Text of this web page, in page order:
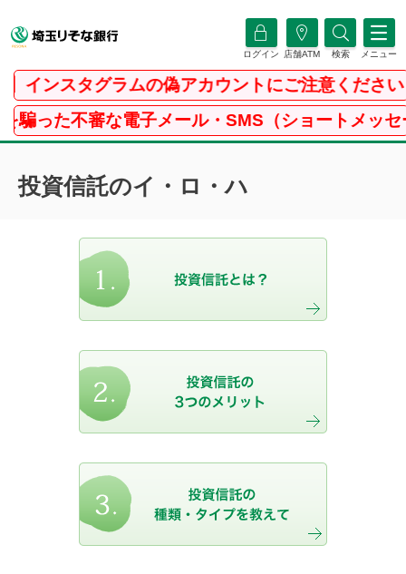
ログイン 店舗ATM 検索 メニュー
インスタグラムの偽アカウントにご注意ください
った不審な電子メール・SMS（ショートメッセー
投資信託のイ・ロ・ハ